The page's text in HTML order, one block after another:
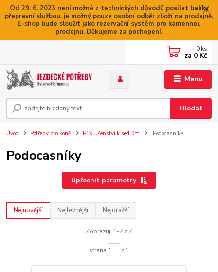
Od 29. 6. 2023 není možné z technických důvodů posílat balíky
přepravní službou, je možný pouze osobní odběr zboží na prodejně.
E-shop bude sloužit jako rezervační systém pro kamennou
prodejnu. Děkujeme za pochopení.
Menu
Hledat
0 ks
za 0 Kč
Úvod Potřeby pro koně Příslušenství k sedlům Podocasníky
Podocasníky
Upřesnit parametry
Nejnovější Nejlevnější Nejdražší
Zobrazuji 1-7 z 7
strana z 1